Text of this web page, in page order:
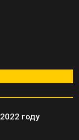
году